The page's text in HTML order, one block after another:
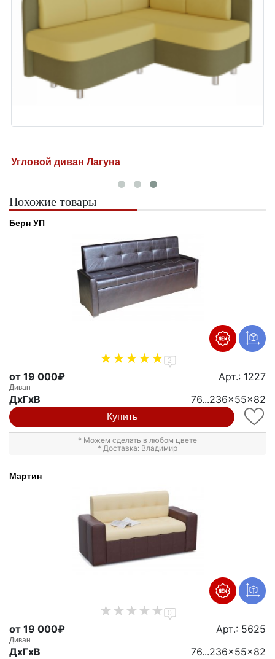
Угловой диван Лагуна
Похожие товары
Берн УП
2
от 19 000₽ Арт.: 1227
Диван
ДxГxВ 76...236x55x82
Купить
* Можем сделать в любом цвете
* Доставка: Владимир
Мартин
0
от 19 000₽ Арт.: 5625
Диван
ДxГxВ 76...236x55x82